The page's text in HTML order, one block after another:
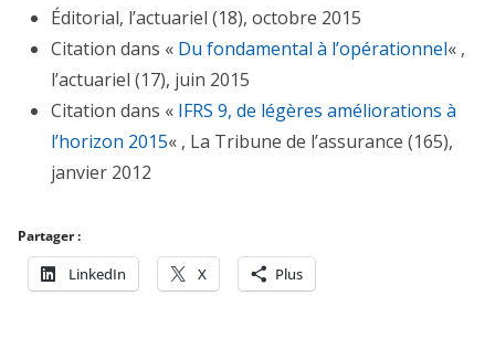
Éditorial, l’actuariel (18), octobre 2015
Citation dans « Du fondamental à l’opérationnel« ,
l’actuariel (17), juin 2015
Citation dans « IFRS 9, de légères améliorations à
l’horizon 2015« , La Tribune de l’assurance (165),
janvier 2012
Partager :
LinkedIn X Plus